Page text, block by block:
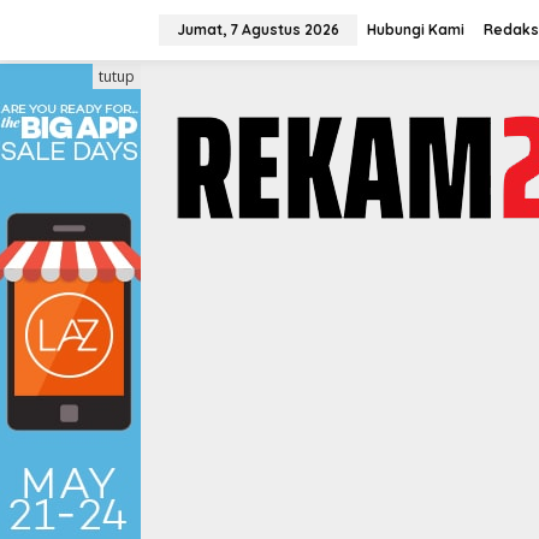
konten
Jumat, 7 Agustus 2026 Hubungi Kami
tutup